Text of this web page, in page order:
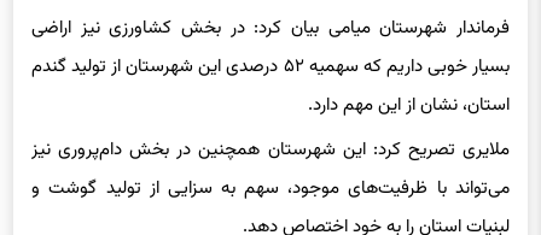
فرماندار شهرستان میامی بیان کرد: در بخش کشاورزی نیز اراضی
بسیار خوبی داریم که سهمیه ۵۲ درصدی این شهرستان از تولید گندم
استان، نشان از این مهم دارد.
ملایری تصریح کرد: این شهرستان همچنین در بخش دام‌پروری نیز
می‌تواند با ظرفیت‌های موجود، سهم به سزایی از تولید گوشت و
لبنیات استان را به خود اختصاص دهد.